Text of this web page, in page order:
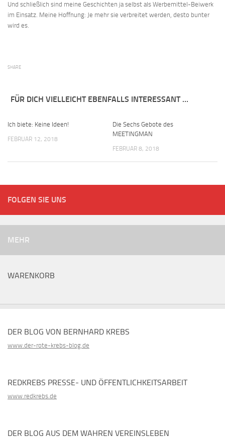
Und schließlich sind meine Geschichten ja selbst als Werbemittel-Beiwerk
im Einsatz. Meine Hoffnung: Je mehr sie verbreitet werden, desto bunter
wird es.
SHARE
FÜR DICH VIELLEICHT EBENFALLS INTERESSANT …
Ich biete: Keine Ideen!
FEBRUAR 12, 2018
Die Sechs Gebote des
MEETINGMAN
FEBRUAR 8, 2018
FOLGEN SIE UNS
MEHR
WARENKORB
DER BLOG VON BERNHARD KREBS
www.der-rote-krebs-blog.de
REDKREBS PRESSE- UND ÖFFENTLICHKEITSARBEIT
www.redkrebs.de
DER BLOG AUS DEM WAHREN VEREINSLEBEN